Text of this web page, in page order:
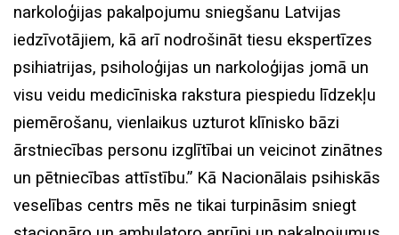
narkoloģijas pakalpojumu sniegšanu Latvijas
iedzīvotājiem, kā arī nodrošināt tiesu ekspertīzes
psihiatrijas, psiholoģijas un narkoloģijas jomā un
visu veidu medicīniska rakstura piespiedu līdzekļu
piemērošanu, vienlaikus uzturot klīnisko bāzi
ārstniecības personu izglītībai un veicinot zinātnes
un pētniecības attīstību.” Kā Nacionālais psihiskās
veselības centrs mēs ne tikai turpināsim sniegt